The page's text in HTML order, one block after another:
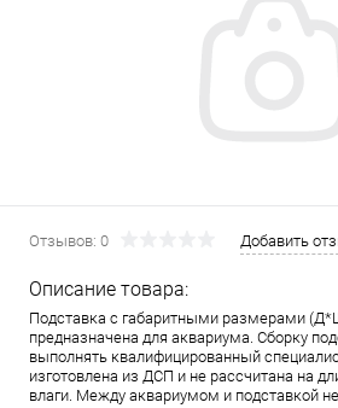
Отзывов: 0 Добавить
Описание товара:
Подставка с габаритными размерами
предназначена для аквариума. Сборку
выполнять квалифицированный
изготовлена из ДСП и не рассчитана на
влаги. Между аквариумом и подставкой